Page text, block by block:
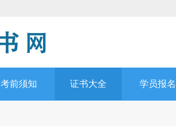
考前须知 证书大全 学员报名